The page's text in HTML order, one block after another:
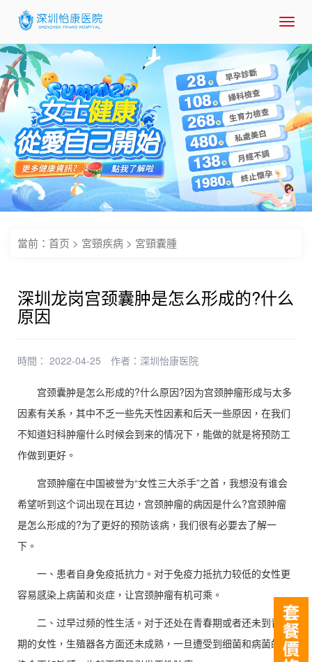
當前： 首页 > 宮頸疾病 > 宮頸囊腫
深圳龙岗宫颈囊肿是怎么形成的?什么
原因
時間： 2022-04-25 作者： 深圳怡康医院
宫颈囊肿是怎么形成的?什么原因?因为宫颈肿瘤形成与太多
因素有关系，其中不乏一些先天性因素和后天一些原因，在我们
不知道妇科肿瘤什么时候会到来的情况下，能做的就是将预防工
作做到更好。
宫颈肿瘤在中国被誉为“女性三大杀手”之首，我想没有谁会
希望听到这个词出现在耳边，宫颈肿瘤的病因是什么?宫颈肿瘤
是怎么形成的?为了更好的预防该病，我们很有必要去了解一
下。
一、患者自身免疫抵抗力。对于免疫力抵抗力较低的女性更
容易感染上病菌和炎症，让宫颈肿瘤有机可乘。
二、过早过频的性生活。对于还处在青春期或者还未到青春
期的女性，生殖器各方面还未成熟，一旦遭受到细菌和病菌的感